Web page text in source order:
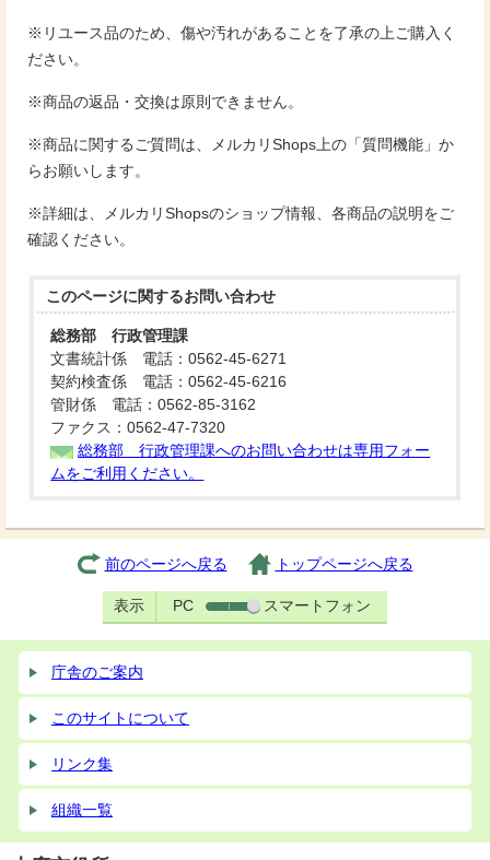
※リユース品のため、傷や汚れがあることを了承の上ご購入く
ださい。
※商品の返品・交換は原則できません。
※商品に関するご質問は、メルカリShops上の「質問機能」か
らお願いします。
※詳細は、メルカリShopsのショップ情報、各商品の説明をご
確認ください。
このページに関するお問い合わせ
総務部 行政管理課
文書統計係 電話：0562-45-6271
契約検査係 電話：0562-45-6216
管財係 電話：0562-85-3162
ファクス：0562-47-7320
総務部 行政管理課へのお問い合わせは専用フォー
ムをご利用ください。
前のページへ戻る トップページへ戻る
表示 PC スマートフォン
庁舎のご案内
このサイトについて
リンク集
組織一覧